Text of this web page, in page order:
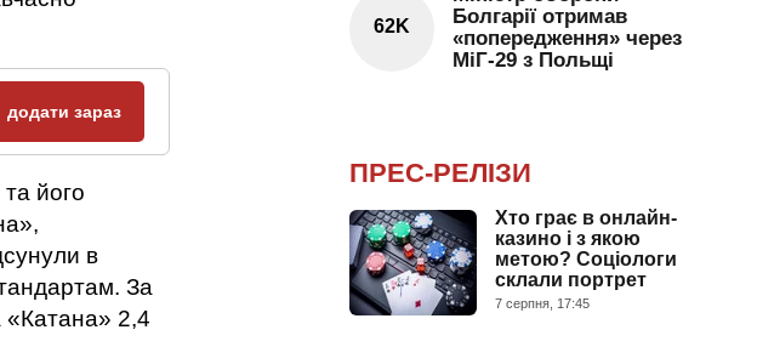
додати зараз
його
в
За
2,4
62K
Болгарії отримав
«попередження» через
МіГ-29 з Польщі
ПРЕС-РЕЛІЗИ
Хто грає в онлайн-
казино і з якою
метою? Соціологи
склали портрет
7 серпня, 17:45